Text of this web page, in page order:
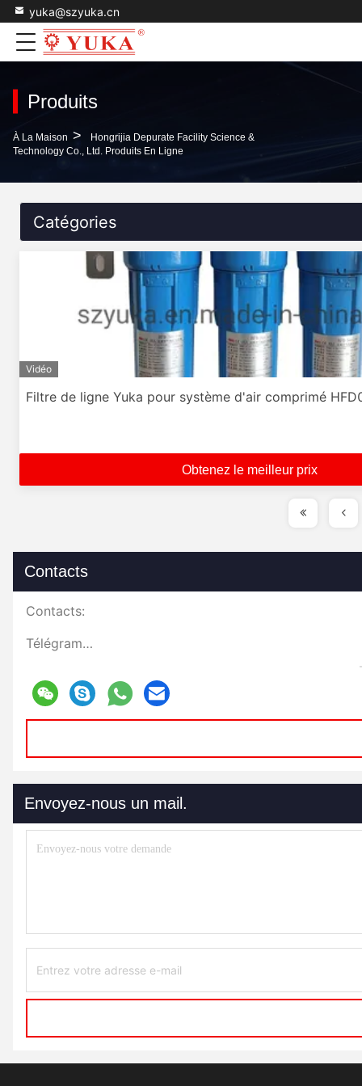
yuka@szyuka.cn
Produits
À La Maison >
Hongrijia Depurate Facility Science &
Technology Co., Ltd. Produits En Ligne
Catégories
Vidéo
Filtre de ligne Yuka pour système d'air comprimé
Obtenez le meilleur prix
Contacts
Contacts:
Télégramme:
Envoyez-nous un mail.